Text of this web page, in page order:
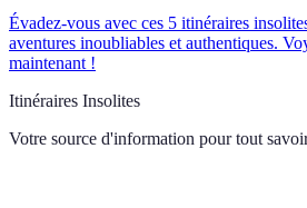
Évadez-vous avec ces 5 itinéraires
aventures inoubliables et authentiques.
maintenant !
Itinéraires Insolites
Votre source d'information pour tout